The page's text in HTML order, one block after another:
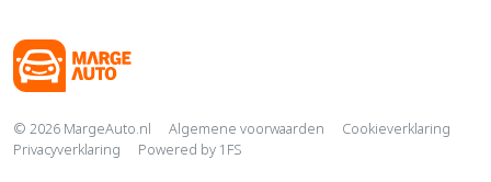
Copyright navigation
© 2026 MargeAuto.nl Algemene voorwaarden
Cookieverklaring
Privacyverklaring
Powered by 1FS